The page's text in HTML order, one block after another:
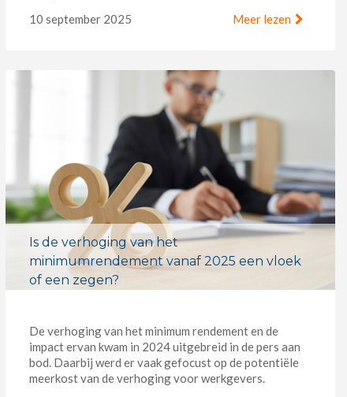
10 september 2025
Meer lezen
Is de verhoging van het
minimumrendement vanaf 2025 een vloek
of een zegen?
De verhoging van het minimum rendement en de
impact ervan kwam in 2024 uitgebreid in de pers aan
bod. Daarbij werd er vaak gefocust op de potentiële
meerkost van de verhoging voor werkgevers.